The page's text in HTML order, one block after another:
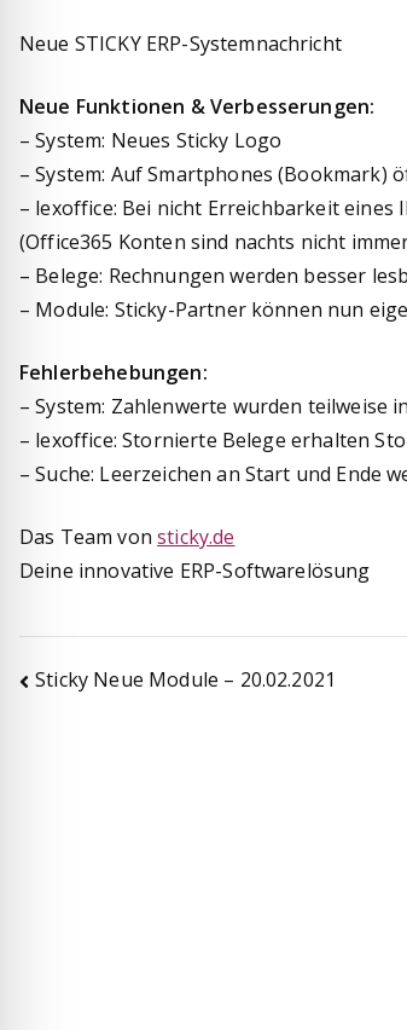
Neue STICKY ERP-Systemnachricht
Neue Funktionen & Verbesserungen:
– System: Neues Sticky Logo
– System: Auf Smartphones (Bookmark)
– lexoffice: Bei nicht Erreichbarkeit eines
(Office365 Konten sind nachts nicht
– Belege: Rechnungen werden besser
– Module: Sticky-Partner können nun
Fehlerbehebungen:
– System: Zahlenwerte wurden teilweise
– lexoffice: Stornierte Belege erhalten
– Suche: Leerzeichen an Start und Ende
Das Team vonsticky.de
Deine innovative ERP-Softwarelösung
Beitragsnavigation
Sticky Neue Module – 20.02.2021